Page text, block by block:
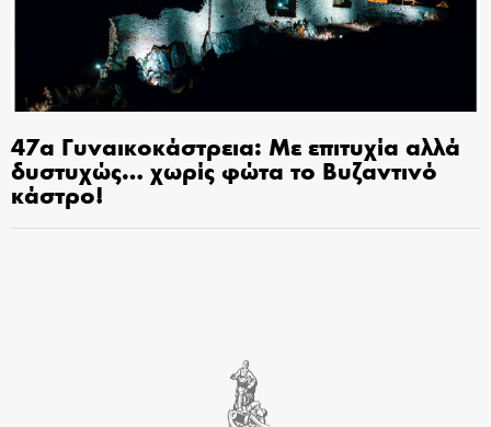
47α Γυναικοκάστρεια: Με επιτυχία αλλά
δυστυχώς… χωρίς φώτα το Βυζαντινό
κάστρο!